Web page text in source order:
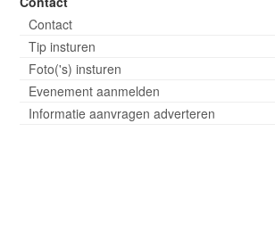
Contact
Tip insturen
Foto('s) insturen
Evenement aanmelden
Informatie aanvragen adverteren